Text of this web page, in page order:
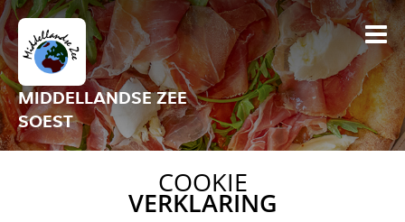
MIDDELLANDSE ZEE
SOEST
COOKIE
VERKLARING